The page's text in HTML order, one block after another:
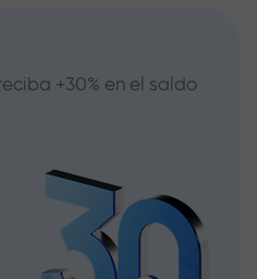
+30% en el saldo